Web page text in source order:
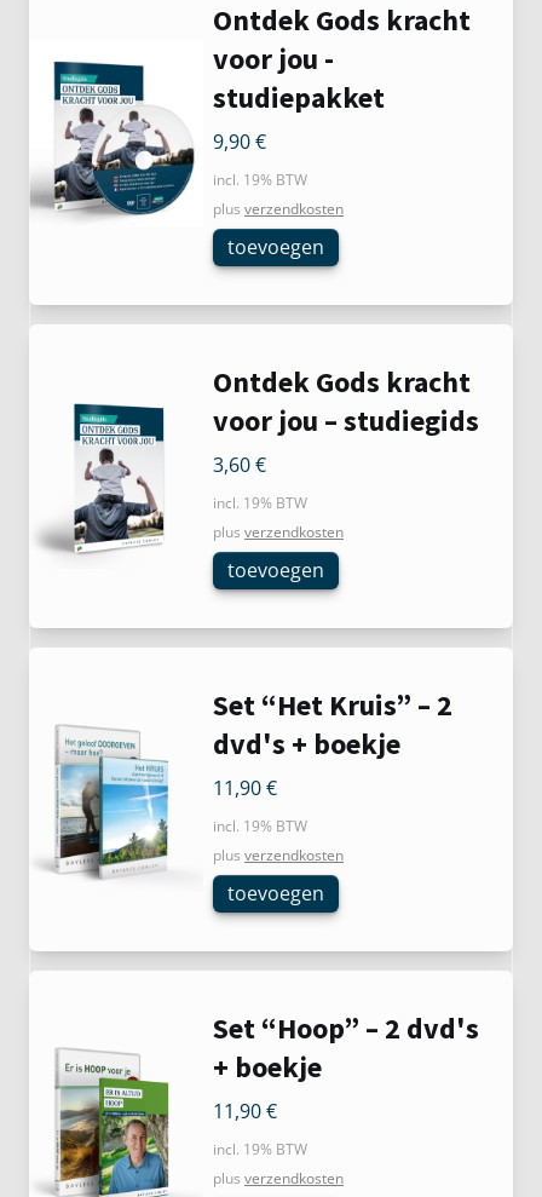
Ontdek Gods kracht
voor jou -
studiepakket
9,90€
incl. 19% BTW
plus verzendkosten
toevoegen
Ontdek Gods kracht
voor jou – studiegids
3,60€
incl. 19% BTW
plus verzendkosten
toevoegen
Set “Het Kruis” – 2
dvd's + boekje
11,90€
incl. 19% BTW
plus verzendkosten
toevoegen
Set “Hoop” – 2 dvd's
+ boekje
11,90€
incl. 19% BTW
plus verzendkosten